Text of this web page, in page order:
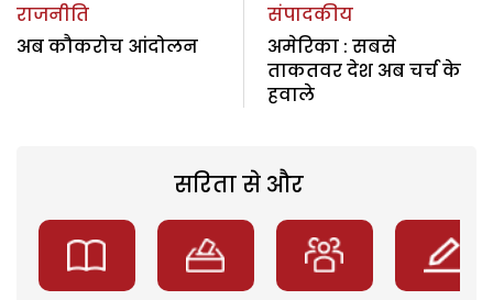
राजनीति
अब कौकरोच आंदोलन
संपादकीय
अमेरिका : सबसे
ताकतवर देश अब चर्च के
हवाले
सरिता से और